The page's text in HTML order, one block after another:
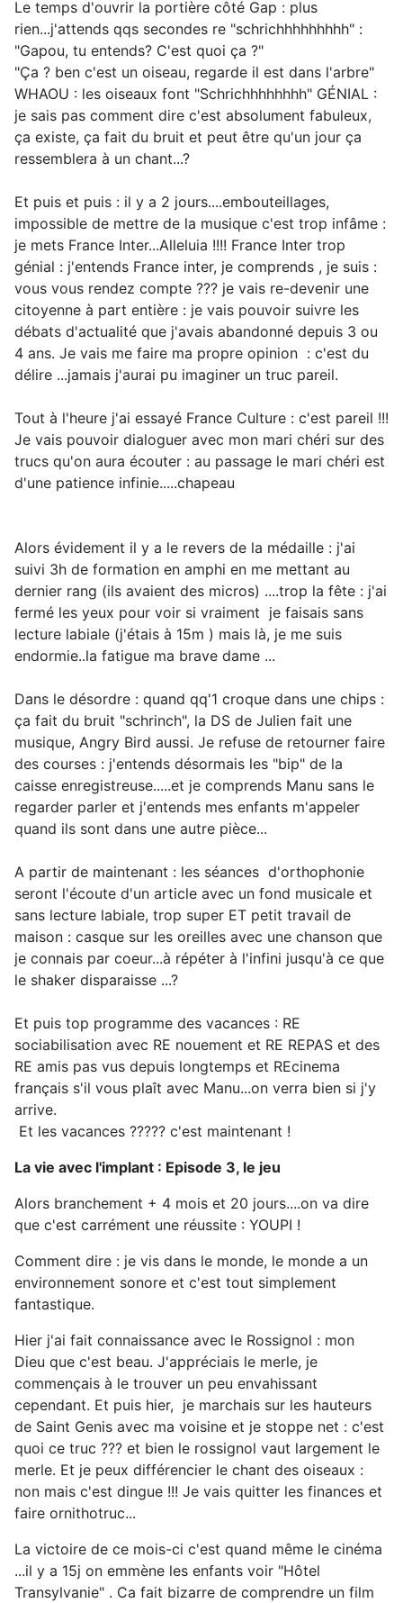
Le temps d'ouvrir la portière côté Gap : plus
rien...j'attends qqs secondes re "schrichhhhhhhhh" :
"Gapou, tu entends? C'est quoi ça ?"
"Ça ? ben c'est un oiseau, regarde il est dans l'arbre"
WHAOU : les oiseaux font "Schrichhhhhhhh" GÉNIAL :
je sais pas comment dire c'est absolument fabuleux,
ça existe, ça fait du bruit et peut être qu'un jour ça
ressemblera à un chant...?
Et puis et puis : il y a 2 jours....embouteillages,
impossible de mettre de la musique c'est trop infâme :
je mets France Inter...Alleluia !!!! France Inter trop
génial : j'entends France inter, je comprends , je suis :
vous vous rendez compte ??? je vais re-devenir une
citoyenne à part entière : je vais pouvoir suivre les
débats d'actualité que j'avais abandonné depuis 3 ou
4 ans. Je vais me faire ma propre opinion : c'est du
délire ...jamais j'aurai pu imaginer un truc pareil.
Tout à l'heure j'ai essayé France Culture : c'est pareil !!!
Je vais pouvoir dialoguer avec mon mari chéri sur des
trucs qu'on aura écouter : au passage le mari chéri est
d'une patience infinie.....chapeau
Alors évidement il y a le revers de la médaille : j'ai
suivi 3h de formation en amphi en me mettant au
dernier rang (ils avaient des micros) ....trop la fête : j'ai
fermé les yeux pour voir si vraiment je faisais sans
lecture labiale (j'étais à 15m ) mais là, je me suis
endormie..la fatigue ma brave dame ...
Dans le désordre : quand qq'1 croque dans une chips :
ça fait du bruit "schrinch", la DS de Julien fait une
musique, Angry Bird aussi. Je refuse de retourner faire
des courses : j'entends désormais les "bip" de la
caisse enregistreuse.....et je comprends Manu sans le
regarder parler et j'entends mes enfants m'appeler
quand ils sont dans une autre pièce...
A partir de maintenant : les séances d'orthophonie
seront l'écoute d'un article avec un fond musicale et
sans lecture labiale, trop super ET petit travail de
maison : casque sur les oreilles avec une chanson que
je connais par coeur...à répéter à l'infini jusqu'à ce que
le shaker disparaisse ...?
Et puis top programme des vacances : RE
sociabilisation avec RE nouement et RE REPAS et des
RE amis pas vus depuis longtemps et REcinema
français s'il vous plaît avec Manu...on verra bien si j'y
arrive.
Et les vacances ????? c'est maintenant !
La vie avec l'implant : Episode 3, le jeu
Alors branchement + 4 mois et 20 jours....on va dire
que c'est carrément une réussite : YOUPI !
Comment dire : je vis dans le monde, le monde a un
environnement sonore et c'est tout simplement
fantastique.
Hier j'ai fait connaissance avec le Rossignol : mon
Dieu que c'est beau. J'appréciais le merle, je
commençais à le trouver un peu envahissant
cependant. Et puis hier, je marchais sur les hauteurs
de Saint Genis avec ma voisine et je stoppe net : c'est
quoi ce truc ??? et bien le rossignol vaut largement le
merle. Et je peux différencier le chant des oiseaux :
non mais c'est dingue !!! Je vais quitter les finances et
faire ornithotruc...
La victoire de ce mois-ci c'est quand même le cinéma
...il y a 15j on emmène les enfants voir "Hôtel
Transylvanie" . Ca fait bizarre de comprendre un film